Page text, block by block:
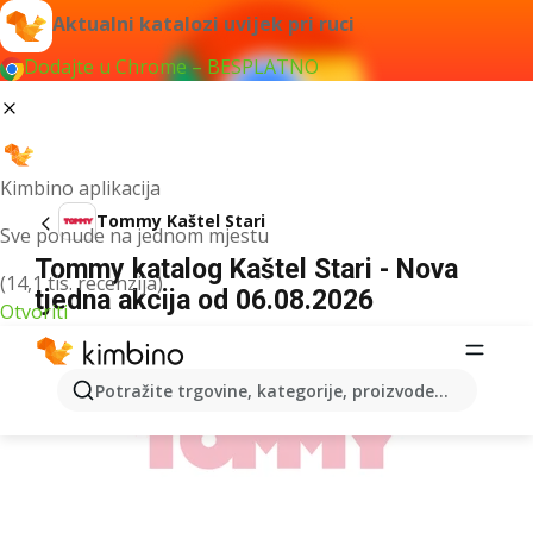
Aktualni katalozi uvijek pri ruci
Dodajte u Chrome – BESPLATNO
Kimbino aplikacija
Sve ponude na jednom mjestu
(14,1 tis. recenzija)
Otvoriti
Potražite trgovine, kategorije, proizvode...
Tommy Kaštel Stari
Tommy katalog Kaštel Stari - Nova
tjedna akcija od 06.08.2026